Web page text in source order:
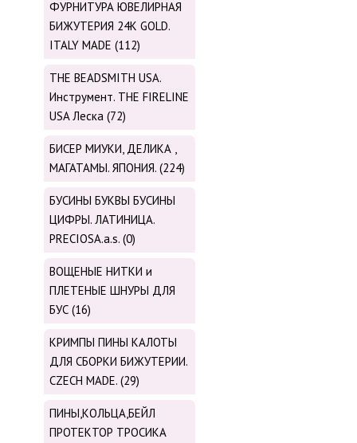
ФУРНИТУРА ЮВЕЛИРНАЯ
БИЖУТЕРИЯ 24К GOLD.
ITALY MADE (112)
THE BEADSMITH USA.
Инструмент. THE FIRELINE
USA Леска (72)
БИСЕР МИУКИ, ДЕЛИКА ,
МАГАТАМЫ. ЯПОНИЯ. (224)
БУСИНЫ БУКВЫ БУСИНЫ
ЦИФРЫ. ЛАТИНИЦА.
PRECIOSA.a.s. (0)
ВОЩЕНЫЕ НИТКИ и
ПЛЕТЕНЫЕ ШНУРЫ ДЛЯ
БУС (16)
КРИМПЫ ПИНЫ КАЛОТЫ
ДЛЯ СБОРКИ БИЖУТЕРИИ.
CZECH MADE. (29)
ПИНЫ,КОЛЬЦА,БЕЙЛ
ПРОТЕКТОР ТРОСИКА